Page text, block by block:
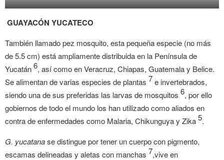
Gambusia yucatana
Familia/Family: Poeciliidae
GUAYACÓN YUCATECO
También llamado pez mosquito, esta pequeña especie (no más
de 5.5 cm) está ampliamente distribuida en la Península de
Yucatán6, así como en Veracruz, Chiapas, Guatemala y Belice.
Se alimentan de varias especies de plantas 7e invertebrados,
siendo una de sus preferidas las larvas de mosquitos 6, por ello
gobiernos de todo el mundo los han utilizado como aliados en
contra de enfermedades como Malaria, Chikunguya y Zika5.
G. yucatanase distingue por tener un cuerpo con pigmento,
escamas delineadas y aletas con manchas 7,vive en